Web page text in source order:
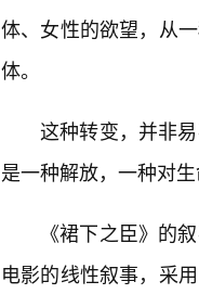
体、女性的欲望，从
体。
这种转变，并非
是一种解放，一种对
《裙下之臣》的
电影的线性叙事，采